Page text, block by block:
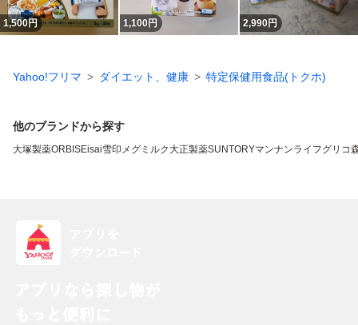
1,500円 1,100円 2,990円
Yahoo!フリマ ダイエット、健康 特定保健用食品(トクホ)
他のブランドから探す
大塚製薬ORBISEisai雪印メグミルク 大正製薬SUNTORYマンナンライフグリコ